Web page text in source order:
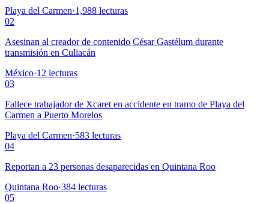
Playa del Carmen·1,988 lecturas
02
Asesinan al creador de contenido César Gastélum durante
transmisión en Culiacán
México·12 lecturas
03
Fallece trabajador de Xcaret en accidente en tramo de Playa del
Carmen a Puerto Morelos
Playa del Carmen·583 lecturas
04
Reportan a 23 personas desaparecidas en Quintana Roo
Quintana Roo·384 lecturas
05